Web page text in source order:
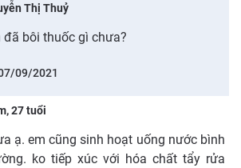
Thị Thuỷ
đã bôi thuốc gì chưa?
09/2021
27 tuổi
ạ. em cũng sinh hoạt uống nước bình
ko tiếp xúc với hóa chất tẩy rửa